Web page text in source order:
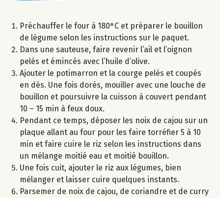
Préchauffer le four à 180°C et préparer le bouillon
de légume selon les instructions sur le paquet.
Dans une sauteuse, faire revenir l’ail et l’oignon
pelés et émincés avec l’huile d’olive.
Ajouter le potimarron et la courge pelés et coupés
en dés. Une fois dorés, mouiller avec une louche de
bouillon et poursuivre la cuisson à couvert pendant
10 – 15 min à feux doux.
Pendant ce temps, déposer les noix de cajou sur un
plaque allant au four pour les faire torréfier 5 à 10
min et faire cuire le riz selon les instructions dans
un mélange moitié eau et moitié bouillon.
Une fois cuit, ajouter le riz aux légumes, bien
mélanger et laisser cuire quelques instants.
Parsemer de noix de cajou, de coriandre et de curry